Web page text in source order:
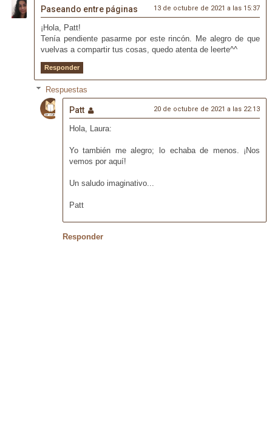
Paseando entre páginas 13 de octubre de 2021 a las 15:37
¡Hola, Patt!
Tenía pendiente pasarme por este rincón. Me alegro de que
vuelvas a compartir tus cosas, quedo atenta de leerte^^
Responder
Respuestas
Patt 20 de octubre de 2021 a las 22:13
Hola, Laura:
Yo también me alegro; lo echaba de menos. ¡Nos
vemos por aquí!
Un saludo imaginativo...
Patt
Responder